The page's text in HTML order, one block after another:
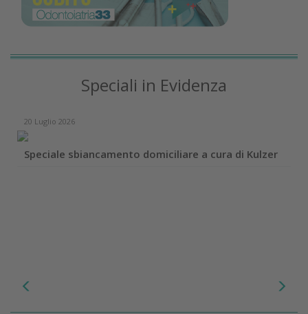
Speciali in Evidenza
20 Luglio 2026
Speciale sbiancamento domiciliare a cura di Kulzer